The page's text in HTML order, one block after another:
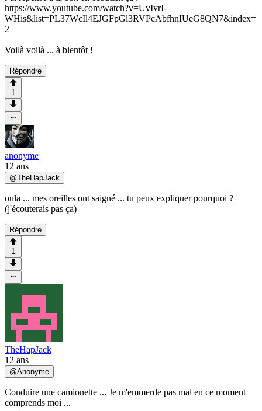
https://www.youtube.com/watch?v=UvIvrI-
WHis&list=PL37WcIl4EJGFpGl3RVPcAbfhnIUeG8QN7&index=
2
Voilà voilà ... à bientôt !
Répondre
1
anonyme
12 ans
@TheHapJack
oula ... mes oreilles ont saigné ... tu peux expliquer pourquoi ?
(j'écouterais pas ça)
Répondre
1
TheHapJack
12 ans
@Anonyme
Conduire une camionette ... Je m'emmerde pas mal en ce moment
comprends moi ...